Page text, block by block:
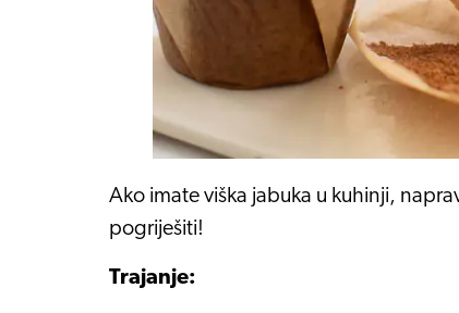
Ako imate viška jabuka u kuhinji,
pogriješiti!
Trajanje: